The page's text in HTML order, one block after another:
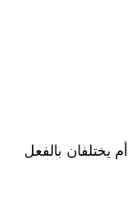
يختلفان بالفعل